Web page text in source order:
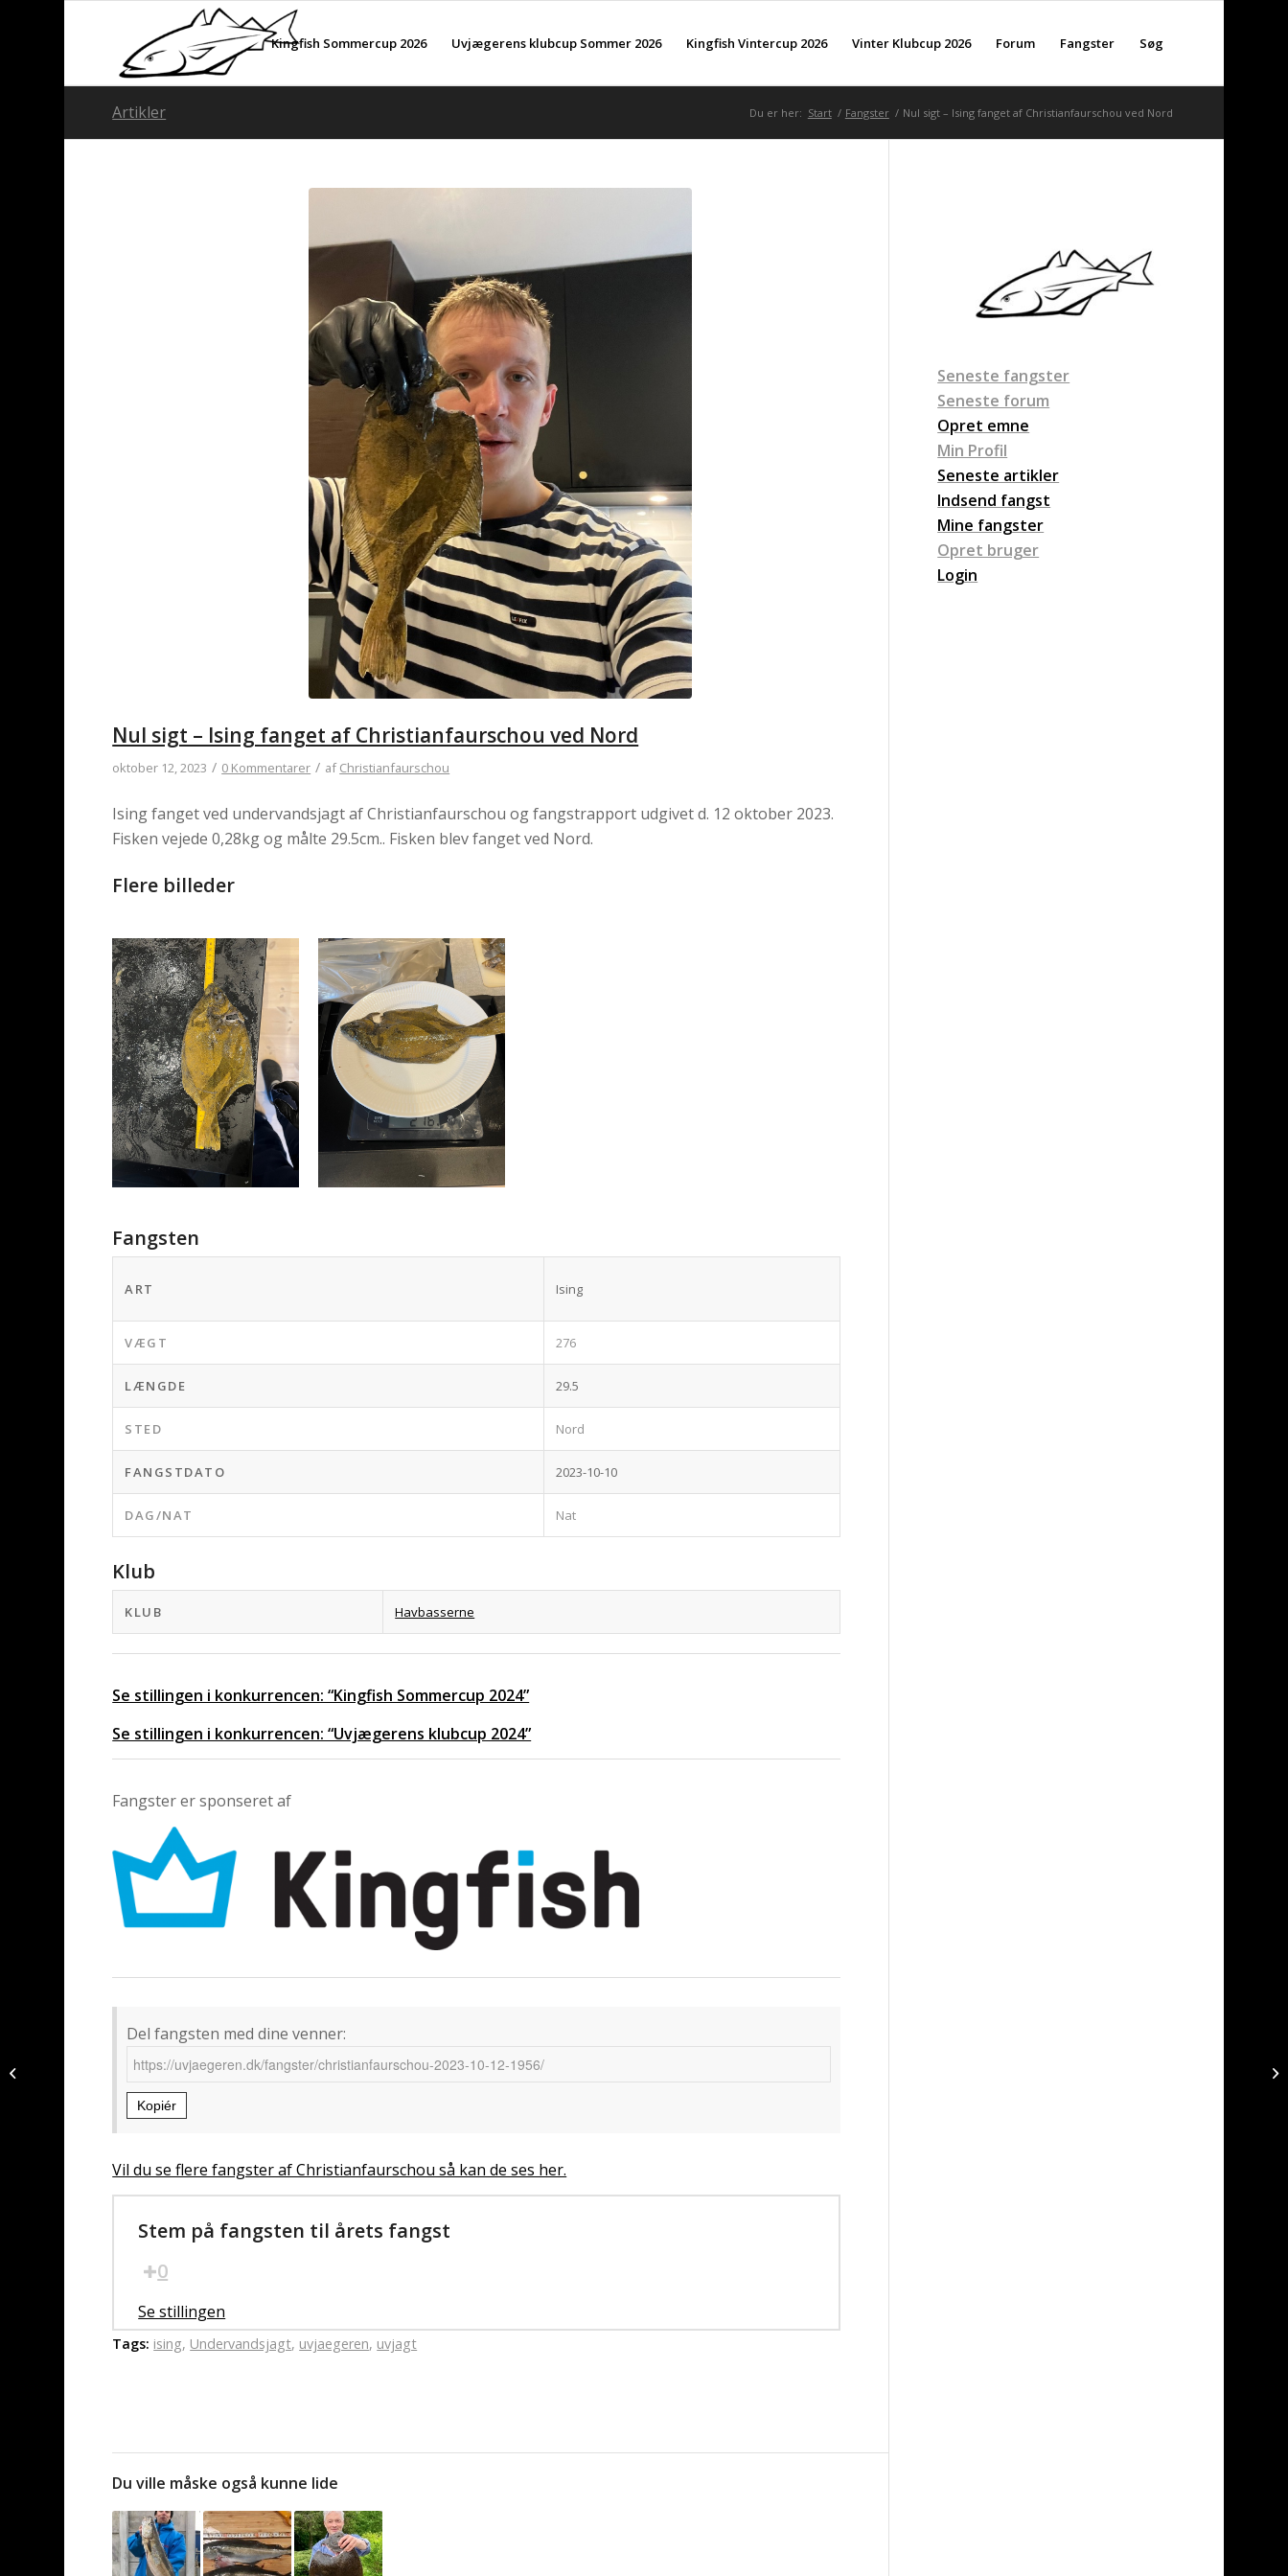
Kingfish Sommercup 2026 Uvjægerens klubcup Sommer 2026 Kingfish Vintercup 2026 Vinter Klubcup 2026 Forum Fangster Søg
Artikler Du er her: Start / Fangster / Nul sigt – Ising fanget af Christianfaurschou ved Nord
Nul sigt – Ising fanget af Christianfaurschou ved Nord
oktober 12, 2023 / 0 Kommentarer / afChristianfaurschou
Ising fanget ved undervandsjagt af Christianfaurschou og fangstrapport udgivet d. 12 oktober 2023.
Fisken vejede 0,28kg og målte 29.5cm.. Fisken blev fanget ved Nord.
Flere billeder
Fangsten
ART Ising
VÆGT 276
LÆNGDE 29.5
STED Nord
FANGSTDATO 2023-10-10
DAG/NAT Nat
Klub
KLUB Havbasserne
Se stillingen i konkurrencen: “Kingfish Sommercup 2024”
Se stillingen i konkurrencen: “Uvjægerens klubcup 2024”
Fangster er sponseret af
Del fangsten med dine venner:
Kopiér
Vil du se flere fangster af Christianfaurschou så kan de ses her.
Stem på fangsten til årets fangst
0
Se stillingen
Tags: ising, Undervandsjagt, uvjaegeren, uvjagt
Du ville måske også kunne lide
Seneste fangster
Seneste forum
Opret emne
Min Profil
Seneste artikler
Indsend fangst
Mine fangster
Opret bruger
Login
Christianfaurschou